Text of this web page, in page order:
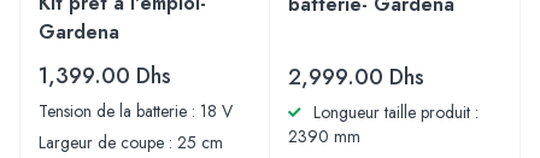
Gardena
1,399.00 Dhs
Tension de la batterie : 18 V
Largeur de coupe : 25 cm
2,999.00 Dhs
Longueur taille produit :
2390 mm